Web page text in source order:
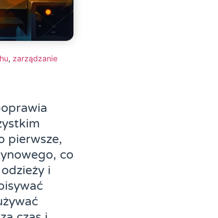
, zarządzanie
pierwsze,
co
i